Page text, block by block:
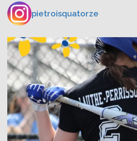
pietroisquatorze